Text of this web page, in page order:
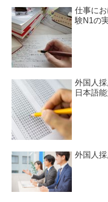
仕事に
験N1の
外国人
日本語
外国人